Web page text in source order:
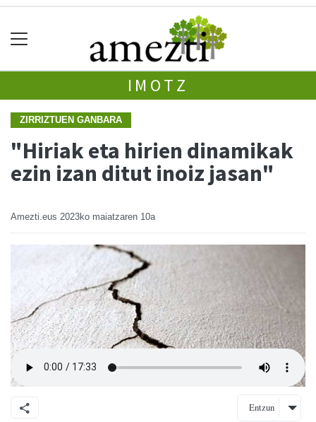
IMOTZ
ZIRRIZTUEN GANBARA
"Hiriak eta hirien dinamikak
ezin izan ditut inoiz jasan"
Amezti.eus 2023ko maiatzaren 10a
Entzun